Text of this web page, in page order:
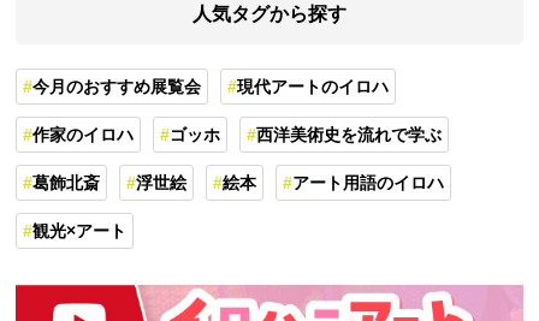
人気タグから探す
今月のおすすめ展覧会 現代アートのイロハ
作家のイロハ ゴッホ 西洋美術史を流れで学ぶ
葛飾北斎 浮世絵 絵本 アート用語のイロハ
観光×アート